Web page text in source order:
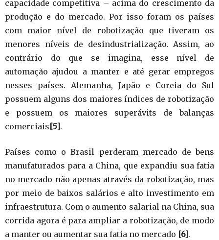
capacidade competitiva – acima do crescimento da
produção e do mercado. Por isso foram os países
com maior nível de robotização que tiveram os
menores níveis de desindustrialização. Assim, ao
contrário do que se imagina, esse nível de
automação ajudou a manter e até gerar empregos
nesses países. Alemanha, Japão e Coreia do Sul
possuem alguns dos maiores índices de robotização
e possuem os maiores superávits de balanças
comerciais[5].
Países como o Brasil perderam mercado de bens
manufaturados para a China, que expandiu sua fatia
no mercado não apenas através da robotização, mas
por meio de baixos salários e alto investimento em
infraestrutura. Com o aumento salarial na China, sua
corrida agora é para ampliar a robotização, de modo
a manter ou aumentar sua fatia no mercado [6].